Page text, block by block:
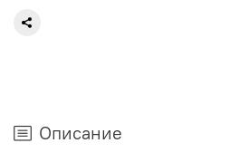
Описание